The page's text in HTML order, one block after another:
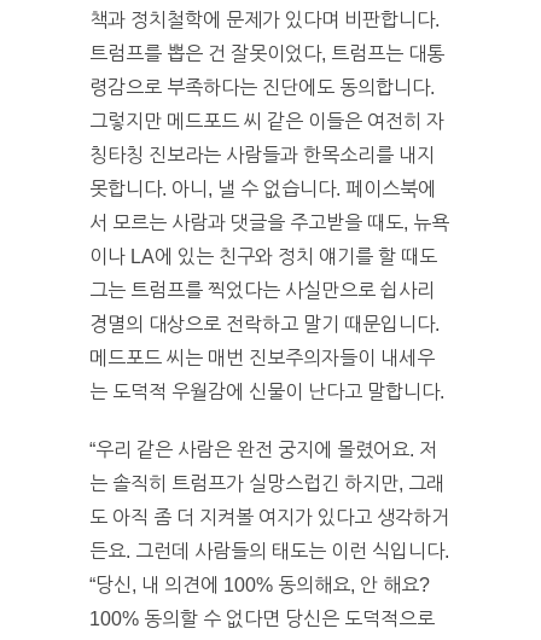
책과 정치철학에 문제가 있다며 비판합니다.
트럼프를 뽑은 건 잘못이었다, 트럼프는 대통
령감으로 부족하다는 진단에도 동의합니다.
그렇지만 메드포드 씨 같은 이들은 여전히 자
칭타칭 진보라는 사람들과 한목소리를 내지
못합니다. 아니, 낼 수 없습니다. 페이스북에
서 모르는 사람과 댓글을 주고받을 때도, 뉴욕
이나 LA에 있는 친구와 정치 얘기를 할 때도
그는 트럼프를 찍었다는 사실만으로 쉽사리
경멸의 대상으로 전락하고 말기 때문입니다.
메드포드 씨는 매번 진보주의자들이 내세우
는 도덕적 우월감에 신물이 난다고 말합니다.
“우리 같은 사람은 완전 궁지에 몰렸어요. 저
는 솔직히 트럼프가 실망스럽긴 하지만, 그래
도 아직 좀 더 지켜볼 여지가 있다고 생각하거
든요. 그런데 사람들의 태도는 이런 식입니다.
“당신, 내 의견에 100% 동의해요, 안 해요?
100% 동의할 수 없다면 당신은 도덕적으로